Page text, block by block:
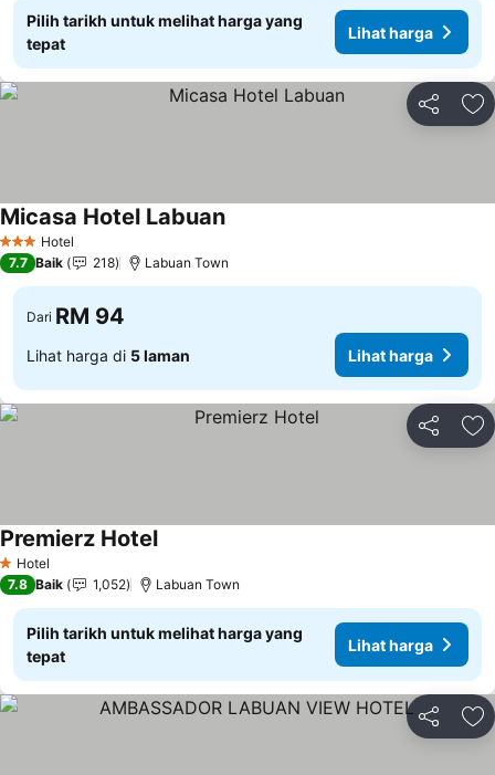
Pilih tarikh untuk melihat harga yang
tepat
Lihat harga
Kongsi
3 BintangHotel
Micasa Hotel LabuanLihat harga
7.7 Baik 218 Labuan Town
Dari RM 94
Lihat harga di 5 laman Lihat harga
Kongsi
1 Bintang
Hotel
Premierz HotelLihat harga
7.8 Baik 1,052 Labuan Town
Pilih tarikh untuk melihat harga yang
tepat
Lihat harga
Kongsi